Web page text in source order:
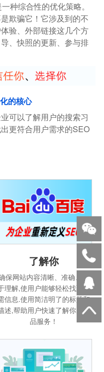
种综合性的优化策略。
欺骗它！它涉及到的不
验、外部链接这几个方
、快照的更新、参与排
的核心
可以了解用户的搜索习
更符合用户需求的SEO
了解你
保网站内容清晰、准确、易
理解,使用户能够轻松找到所
信息.使用简洁明了的标题和
述,帮助用户快速了解你的产
品服务！